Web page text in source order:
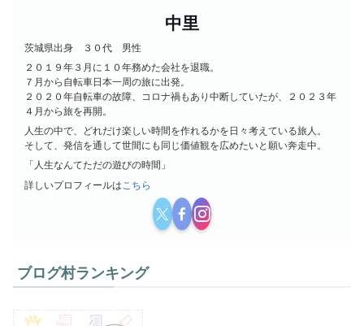
中里
茨城県出身 ３０代 男性
２０１９年３月に１０年務めた会社を退職。
７月から自転車日本一周の旅に出発。
２０２０年自転車の故障、コロナ禍もあり中断していたが、２０２３年
４月から旅を再開。
人生の中で、どれだけ楽しい時間を作れるかを日々考えている旅人。
そして、発信を通して世間にも同じ価値観を広めたいと願い奔走中。
「人生なんてただの遊びの時間」
詳しいプロフィールは こちら
ブログ村ランキング